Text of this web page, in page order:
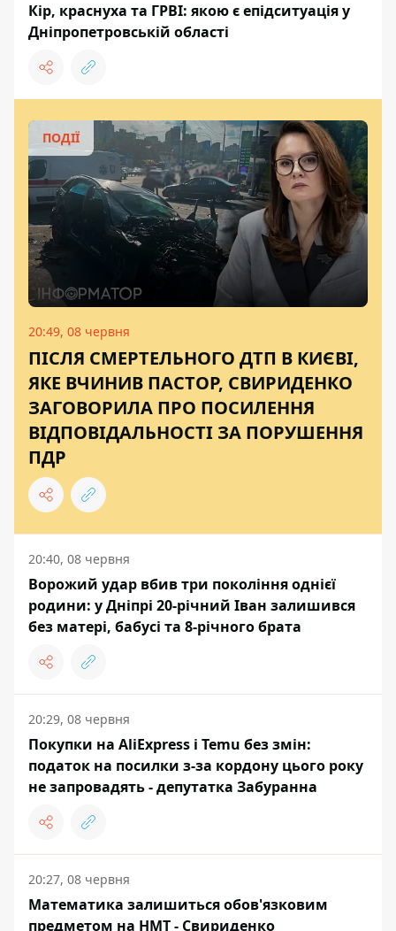
Кір, краснуха та ГРВІ: якою є епідситуація у
Дніпропетровській області
ПОДІЇ
20:49, 08 червня
ПІСЛЯ СМЕРТЕЛЬНОГО ДТП В КИЄВІ,
ЯКЕ ВЧИНИВ ПАСТОР, СВИРИДЕНКО
ЗАГОВОРИЛА ПРО ПОСИЛЕННЯ
ВІДПОВІДАЛЬНОСТІ ЗА ПОРУШЕННЯ
ПДР
20:40, 08 червня
Ворожий удар вбив три покоління однієї
родини: у Дніпрі 20-річний Іван залишився
без матері, бабусі та 8-річного брата
20:29, 08 червня
Покупки на AliExpress і Temu без змін:
податок на посилки з-за кордону цього року
не запровадять - депутатка Забуранна
20:27, 08 червня
Математика залишиться обов'язковим
предметом на НМТ - Свириденко